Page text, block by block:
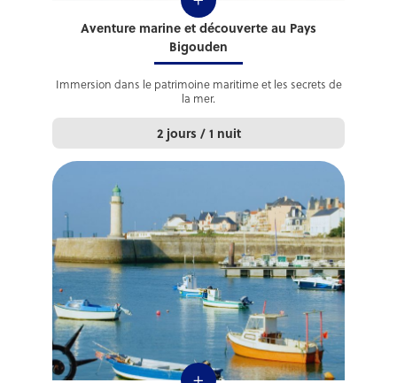
Aventure marine et découverte au Pays
Bigouden
Immersion dans le patrimoine maritime et les secrets de
la mer.
2 jours / 1 nuit